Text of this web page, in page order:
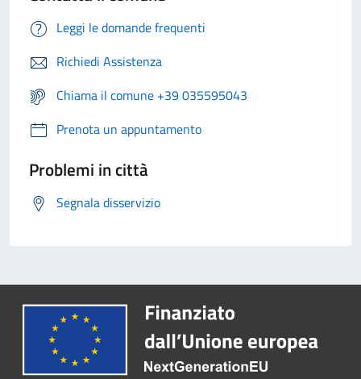
Leggi le domande frequenti
Richiedi Assistenza
Chiama il comune +39 035595043
Prenota un appuntamento
Problemi in città
Segnala disservizio